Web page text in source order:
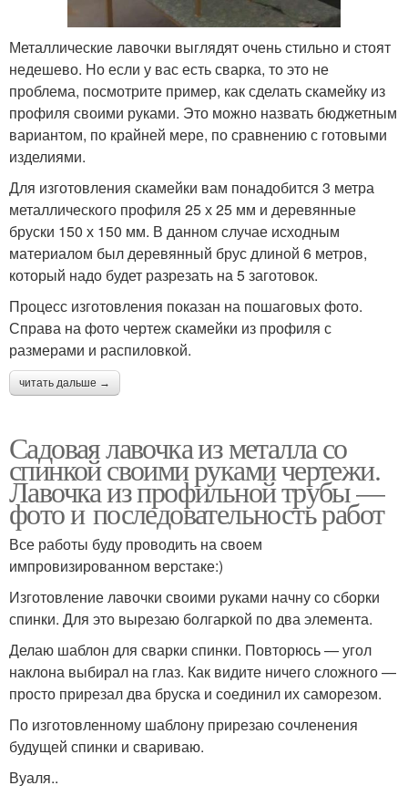
Металлические лавочки выглядят очень стильно и стоят
недешево. Но если у вас есть сварка, то это не
проблема, посмотрите пример, как сделать скамейку из
профиля своими руками. Это можно назвать бюджетным
вариантом, по крайней мере, по сравнению с готовыми
изделиями.
Для изготовления скамейки вам понадобится 3 метра
металлического профиля 25 х 25 мм и деревянные
бруски 150 х 150 мм. В данном случае исходным
материалом был деревянный брус длиной 6 метров,
который надо будет разрезать на 5 заготовок.
Процесс изготовления показан на пошаговых фото.
Справа на фото чертеж скамейки из профиля с
размерами и распиловкой.
читать дальше →
Садовая лавочка из металла со
спинкой своими руками чертежи.
Лавочка из профильной трубы —
фото и последовательность работ
Все работы буду проводить на своем
импровизированном верстаке:)
Изготовление лавочки своими руками начну со сборки
спинки. Для это вырезаю болгаркой по два элемента.
Делаю шаблон для сварки спинки. Повторюсь — угол
наклона выбирал на глаз. Как видите ничего сложного —
просто прирезал два бруска и соединил их саморезом.
По изготовленному шаблону прирезаю сочленения
будущей спинки и свариваю.
Вуаля..